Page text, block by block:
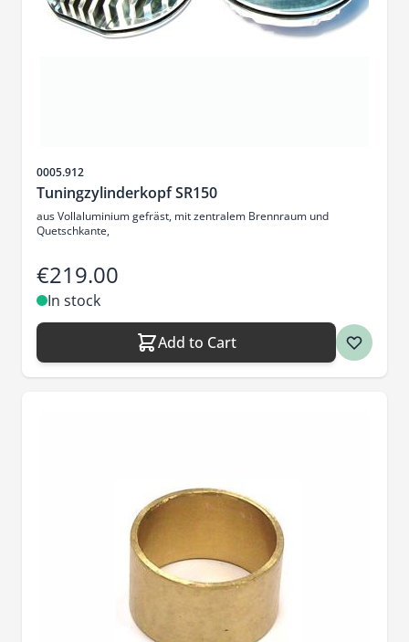
Sku
0005.912
Tuningzylinderkopf SR150
aus Vollaluminium gefräst, mit zentralem Brennraum und
Quetschkante,
€219.00
In stock
Add to Cart